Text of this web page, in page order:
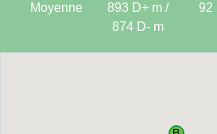
Moyenne
893 D+ m /
874 D- m
92